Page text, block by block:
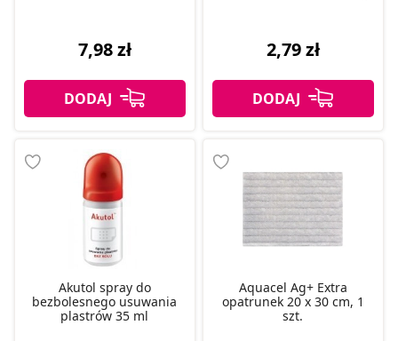
7,98 zł 2,79 zł
Akutol spray do
bezbolesnego usuwania
plastrów 35 ml
Aquacel Ag+ Extra
opatrunek 20 x 30 cm, 1
szt.